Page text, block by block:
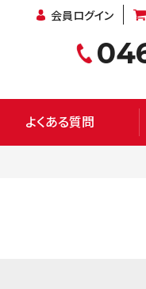
会員ログイン
よくある質問